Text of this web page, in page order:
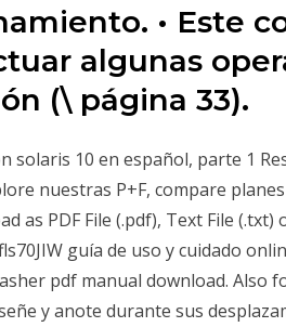
• Este
algunas
(\ página 33).
solaris 10 en español, parte 1
nuestras P+F, compare
as PDF File (.pdf), Text File
guía de uso y cuidado
pdf manual download. Also
y anote durante sus